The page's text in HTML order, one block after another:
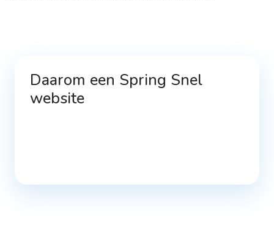
Daarom een Spring Snel
website